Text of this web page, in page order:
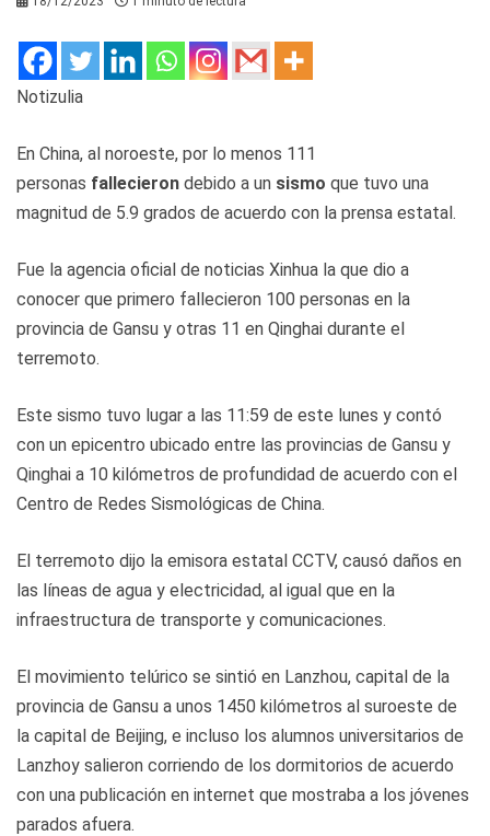
Notizulia
En China, al noroeste, por lo menos 111
personas fallecieron debido a un sismo que tuvo una
magnitud de 5.9 grados de acuerdo con la prensa estatal.
Fue la agencia oficial de noticias Xinhua la que dio a
conocer que primero fallecieron 100 personas en la
provincia de Gansu y otras 11 en Qinghai durante el
terremoto.
Este sismo tuvo lugar a las 11:59 de este lunes y contó
con un epicentro ubicado entre las provincias de Gansu y
Qinghai a 10 kilómetros de profundidad de acuerdo con el
Centro de Redes Sismológicas de China.
El terremoto dijo la emisora estatal CCTV, causó daños en
las líneas de agua y electricidad, al igual que en la
infraestructura de transporte y comunicaciones.
El movimiento telúrico se sintió en Lanzhou, capital de la
provincia de Gansu a unos 1450 kilómetros al suroeste de
la capital de Beijing, e incluso los alumnos universitarios de
Lanzhoy salieron corriendo de los dormitorios de acuerdo
con una publicación en internet que mostraba a los jóvenes
parados afuera.